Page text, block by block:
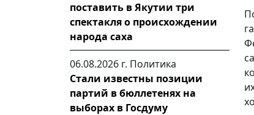
поставить в Якутии три
спектакля о происхождении
народа саха
06.08.2026 г. Политика
Стали известны позиции
партий в бюллетенях на
выборах в Госдуму